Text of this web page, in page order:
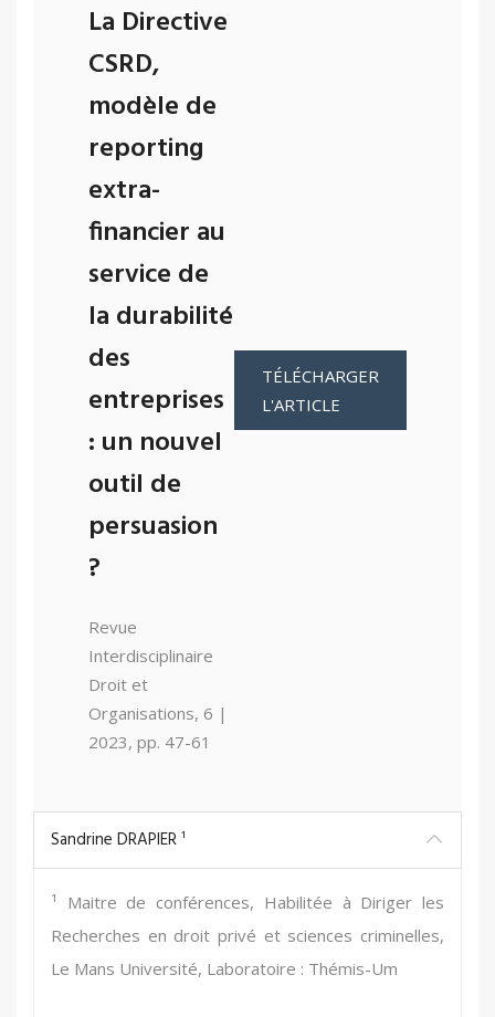
La Directive
CSRD,
modèle de
reporting
extra-
financier au
service de
la durabilité
des
entreprises
: un nouvel
outil de
persuasion
?
Revue
Interdisciplinaire
Droit et
Organisations, 6 |
2023, pp. 47-61
TÉLÉCHARGER
L'ARTICLE
Sandrine DRAPIER ¹
¹ Maitre de conférences, Habilitée à Diriger les
Recherches en droit privé et sciences criminelles,
Le Mans Université, Laboratoire : Thémis-Um